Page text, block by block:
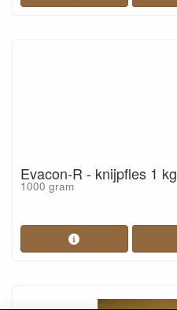
Evacon-R - knijpfles 1 kg
1000 gram